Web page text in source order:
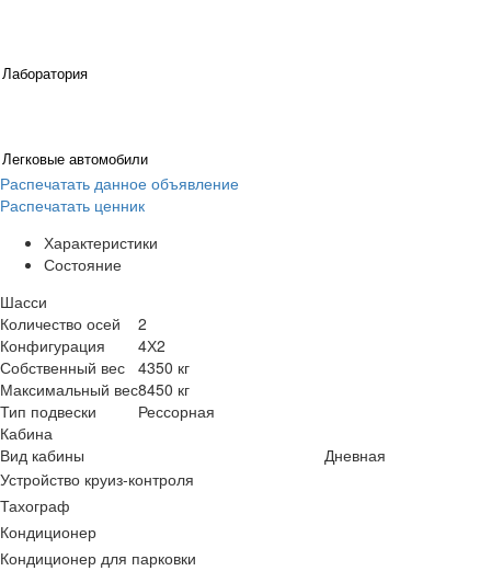
Лаборатория
Легковые автомобили
Распечатать данное объявление
Распечатать ценник
Характеристики
Состояние
Шасси
Количество осей
2
Конфигурация
4Х2
Собственный вес 4350 кг
Максимальный вес8450 кг
Тип подвески
Рессорная
Кабина
Вид кабины
Дневная
Устройство круиз-контроля
Тахограф
Кондиционер
Кондиционер для парковки